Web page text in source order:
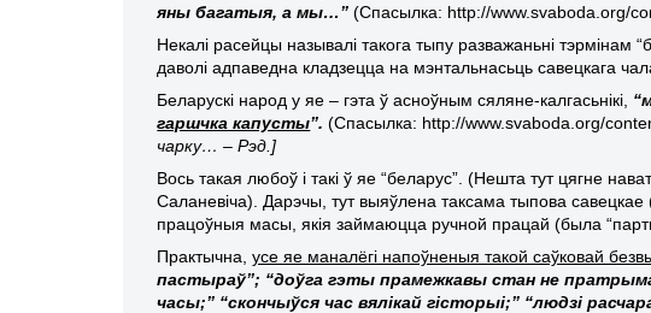
яны багатыя, а мы…” (Спасылка: http://www.svaboda.org/
Некалі расейцы называлі такога тыпу разважаньні тэрмінам
даволі адпаведна кладзецца на мэнтальнасьць савецкага
Беларускі народ у яе – гэта ў асноўным сяляне-калгасьнікі,
гаршчка капусты”.(Спасылка: http://www.svaboda.org/
чарку… – Рэд. ]
Вось такая любоў і такі ў яе “беларус”. (Нешта тут цягне
Саланевіча). Дарэчы, тут выяўлена таксама тыпова
працоўныя масы, якія займаюцца ручной працай (была
Практычна,усе яе маналёгі напоўненыя такой саўковай
пастыраў”; “доўга гэты прамежкавы стан не
часы;” “скончыўся час вялікай гісторыі;” “людзі